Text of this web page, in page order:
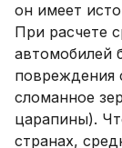
он имеет
При расчете
автомобилей
повреждения
сломанное
царапины).
странах,